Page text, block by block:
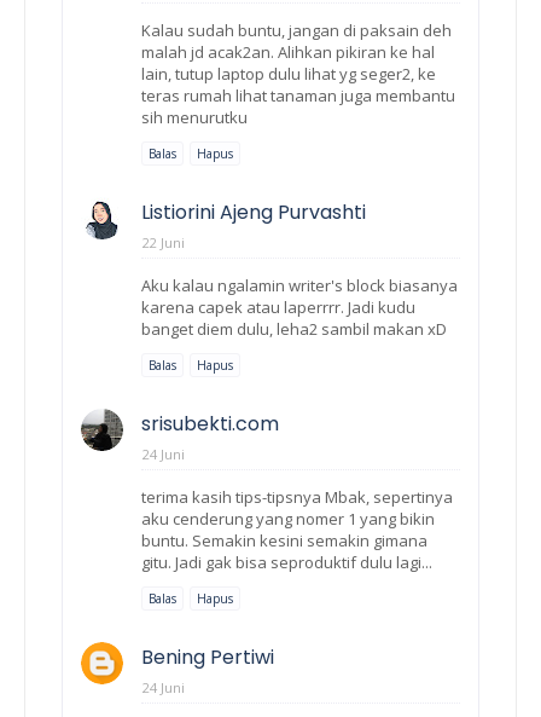
Kalau sudah buntu, jangan di paksain deh
malah jd acak2an. Alihkan pikiran ke hal
lain, tutup laptop dulu lihat yg seger2, ke
teras rumah lihat tanaman juga membantu
sih menurutku
Balas Hapus
Listiorini Ajeng Purvashti
22 Juni
Aku kalau ngalamin writer's block biasanya
karena capek atau laperrrr. Jadi kudu
banget diem dulu, leha2 sambil makan xD
Balas Hapus
srisubekti.com
24 Juni
terima kasih tips-tipsnya Mbak, sepertinya
aku cenderung yang nomer 1 yang bikin
buntu. Semakin kesini semakin gimana
gitu. Jadi gak bisa seproduktif dulu lagi...
Balas Hapus
Bening Pertiwi
24 Juni